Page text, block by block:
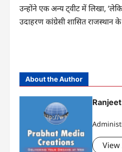
उन्होंने एक अन्य ट्वीट में लिखा,
उदाहरण कांग्रेसी शासित राजस्थान
About the Author
View